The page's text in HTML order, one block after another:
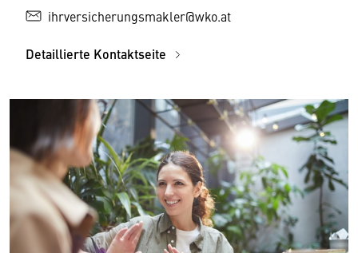
ihrversicherungsmakler@wko.at
Detaillierte Kontaktseite